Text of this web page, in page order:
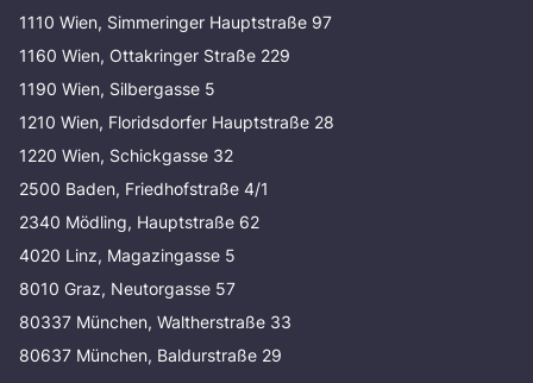
1110 Wien, Simmeringer Hauptstraße 97
1160 Wien, Ottakringer Straße 229
1190 Wien, Silbergasse 5
1210 Wien, Floridsdorfer Hauptstraße 28
1220 Wien, Schickgasse 32
2500 Baden, Friedhofstraße 4/1
2340 Mödling, Hauptstraße 62
4020 Linz, Magazingasse 5
8010 Graz, Neutorgasse 57
80337 München, Waltherstraße 33
80637 München, Baldurstraße 29